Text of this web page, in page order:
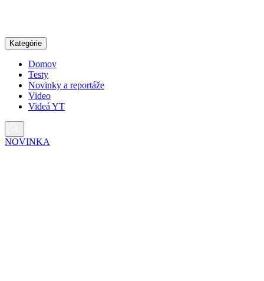
Kategórie
Domov
Testy
Novinky a reportáže
Video
Videá YT
NOVINKA